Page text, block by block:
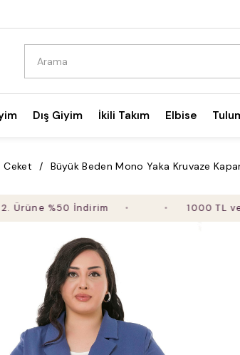
Dış Giyim İkili Takım Elbise
Ceket Büyük Beden Mono Yaka Kruvaze
%50 İndirim 1000 TL ve